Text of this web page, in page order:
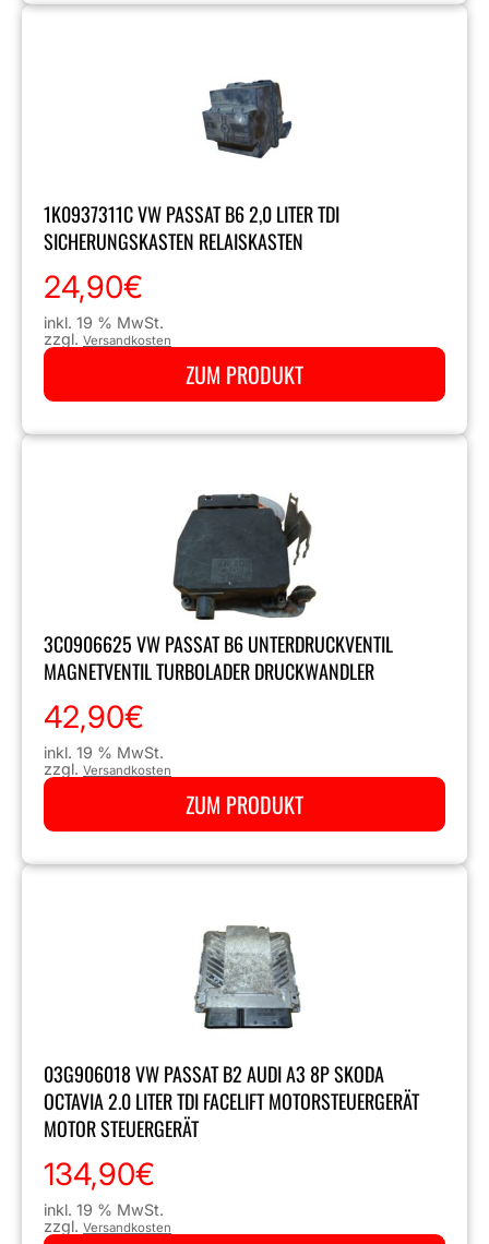
1K0937311C VW PASSAT B6 2,0 LITER TDI
SICHERUNGSKASTEN RELAISKASTEN
24,90€
inkl. 19 % MwSt.
zzgl. Versandkosten
ZUM PRODUKT
3C0906625 VW PASSAT B6 UNTERDRUCKVENTIL
MAGNETVENTIL TURBOLADER DRUCKWANDLER
42,90€
inkl. 19 % MwSt.
zzgl. Versandkosten
ZUM PRODUKT
03G906018 VW PASSAT B2 AUDI A3 8P SKODA
OCTAVIA 2.0 LITER TDI FACELIFT MOTORSTEUERGERÄT
MOTOR STEUERGERÄT
134,90€
inkl. 19 % MwSt.
zzgl. Versandkosten